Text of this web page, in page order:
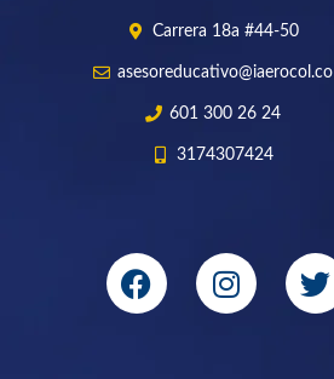
Carrera 18a #44-50
asesoreducativo@iaerocol.co
601 300 26 24
3174307424